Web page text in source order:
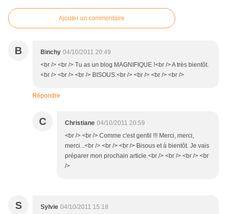
Ajouter un commentaire
B Binchy 04/10/2011 20:49
<br /> <br /> Tu as un blog MAGNIFIQUE !<br /> A très bientôt.
<br /> <br /> <br /> BISOUS.<br /> <br /> <br /> <br />
Répondre
C Christiane 04/10/2011 20:59
<br /> <br /> Comme c'est gentil !!! Merci, merci,
merci...<br /> <br /> <br /> Bisous et à bientôt. Je vais
préparer mon prochain article.<br /> <br /> <br /> <br
/>
S Sylvie 04/10/2011 15:18